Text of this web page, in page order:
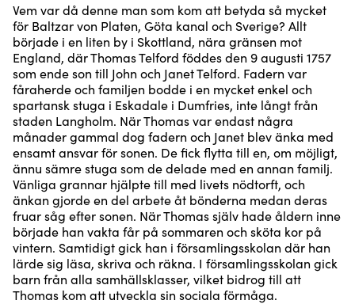
Vem var då denne man som kom att betyda så mycket
för Baltzar von Platen, Göta kanal och Sverige? Allt
började i en liten by i Skottland, nära gränsen mot
England, där Thomas Telford föddes den 9 augusti 1757
som ende son till John och Janet Telford. Fadern var
fåraherde och familjen bodde i en mycket enkel och
spartansk stuga i Eskadale i Dumfries, inte långt från
staden Langholm. När Thomas var endast några
månader gammal dog fadern och Janet blev änka med
ensamt ansvar för sonen. De fick flytta till en, om möjligt,
ännu sämre stuga som de delade med en annan familj.
Vänliga grannar hjälpte till med livets nödtorft, och
änkan gjorde en del arbete åt bönderna medan deras
fruar såg efter sonen. När Thomas själv hade åldern inne
började han vakta får på sommaren och sköta kor på
vintern. Samtidigt gick han i församlingsskolan där han
lärde sig läsa, skriva och räkna. I församlingsskolan gick
barn från alla samhällsklasser, vilket bidrog till att
Thomas kom att utveckla sin sociala förmåga.